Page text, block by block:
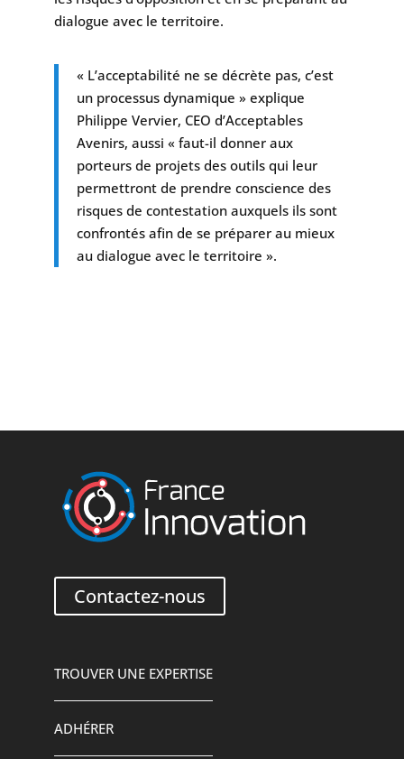
dialogue avec le territoire.
« L’acceptabilité ne se décrète pas, c’est
un processus dynamique » explique
Philippe Vervier, CEO d’Acceptables
Avenirs, aussi « faut-il donner aux
porteurs de projets des outils qui leur
permettront de prendre conscience des
risques de contestation auxquels ils sont
confrontés afin de se préparer au mieux
au dialogue avec le territoire ».
Contactez-nous
TROUVER UNE EXPERTISE
ADHÉRER